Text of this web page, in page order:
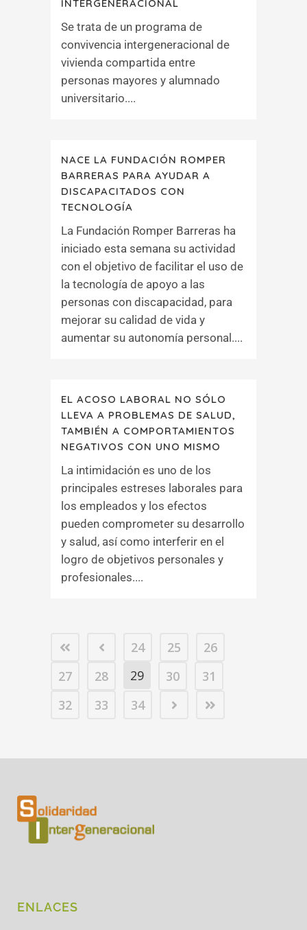
INTERGENERACIONAL
Se trata de un programa de
convivencia intergeneracional de
vivienda compartida entre
personas mayores y alumnado
universitario....
NACE LA FUNDACIÓN ROMPER
BARRERAS PARA AYUDAR A
DISCAPACITADOS CON
TECNOLOGÍA
La Fundación Romper Barreras ha
iniciado esta semana su actividad
con el objetivo de facilitar el uso de
la tecnología de apoyo a las
personas con discapacidad, para
mejorar su calidad de vida y
aumentar su autonomía personal....
EL ACOSO LABORAL NO SÓLO
LLEVA A PROBLEMAS DE SALUD,
TAMBIÉN A COMPORTAMIENTOS
NEGATIVOS CON UNO MISMO
La intimidación es uno de los
principales estreses laborales para
los empleados y los efectos
pueden comprometer su desarrollo
y salud, así como interferir en el
logro de objetivos personales y
profesionales....
24 25
26
27
28 29 30
31
32
33 34
ENLACES